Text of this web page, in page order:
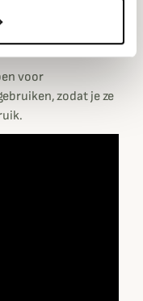
met
van de jas.
voor
zodat je ze